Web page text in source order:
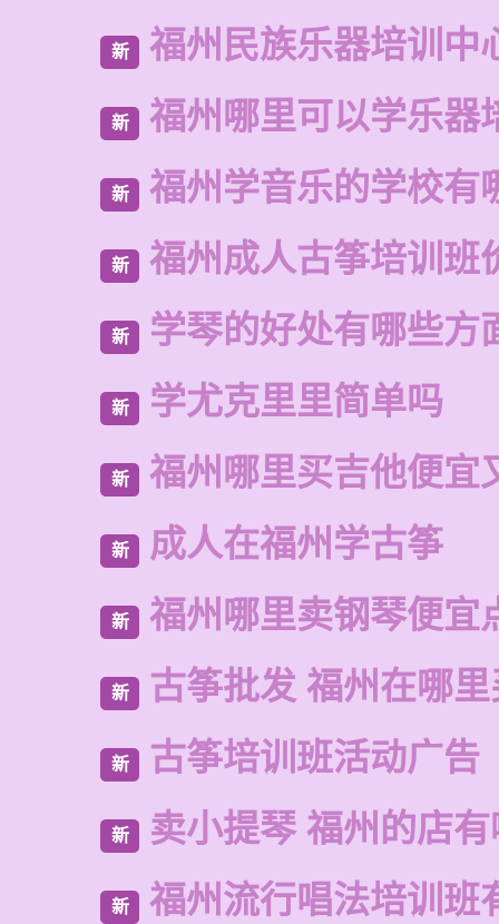
新 福州民族乐器培训中
新 福州哪里可以学乐器
新 福州学音乐的学校有
新 福州成人古筝培训班
新 学琴的好处有哪些方
新 学尤克里里简单吗
新 福州哪里买吉他便宜
新 成人在福州学古筝
新 福州哪里卖钢琴便宜
新 古筝批发 福州在哪
新 古筝培训班活动广告
新 卖小提琴 福州的店
新 福州流行唱法培训班